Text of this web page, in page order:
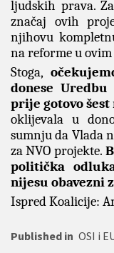
ljudskih prava.
značaj ovih
njihovu
na reforme u
Stoga,
donese
prije gotovo šest
oklijevala u
sumnju da Vlada
za NVO projekte.
politička
nijesu obavezni
Ispred Koalicije:
Published in OSI i